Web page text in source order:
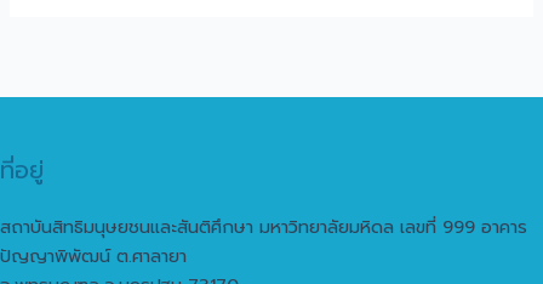
ที่อยู่
สถาบันสิทธิมนุษยชนและสันติศึกษา มหาวิทยาลัยมหิดล เลขที่ 999 อาคาร
ปัญญาพิพัฒน์ ต.ศาลายา